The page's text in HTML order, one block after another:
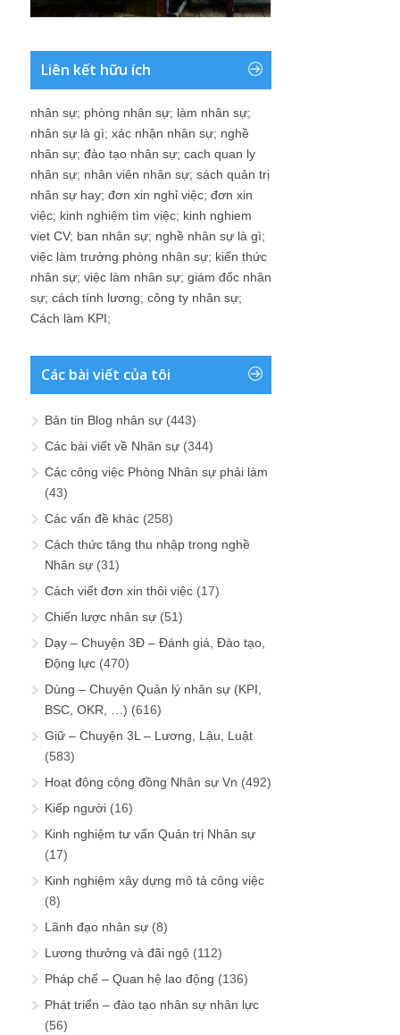
Liên kết hữu ích
nhân sự; phòng nhân sự; làm nhân sự;
nhân sự là gì; xác nhận nhân sự; nghề
nhân sự; đào tạo nhân sự; cach quan ly
nhân sự; nhân viên nhân sự; sách quản trị
nhân sự hay; đơn xin nghỉ việc; đơn xin
việc; kinh nghiệm tìm việc; kinh nghiem
viet CV; ban nhân sự; nghề nhân sự là gì;
việc làm trưởng phòng nhân sự; kiến thức
nhân sự; việc làm nhân sự; giám đốc nhân
sự; cách tính lương; công ty nhân sự;
Cách làm KPI;
Các bài viết của tôi
Bản tin Blog nhân sự (443)
Các bài viết về Nhân sự (344)
Các công việc Phòng Nhân sự phải làm
(43)
Các vấn đề khác (258)
Cách thức tăng thu nhập trong nghề
Nhân sự (31)
Cách viết đơn xin thôi việc (17)
Chiến lược nhân sự (51)
Dạy – Chuyện 3Đ – Đánh giá, Đào tạo,
Động lực (470)
Dùng – Chuyện Quản lý nhân sự (KPI,
BSC, OKR, …) (616)
Giữ – Chuyện 3L – Lương, Lậu, Luật
(583)
Hoạt động cộng đồng Nhân sự Vn (492)
Kiếp người (16)
Kinh nghiệm tư vấn Quản trị Nhân sự
(17)
Kinh nghiệm xây dựng mô tả công việc
(8)
Lãnh đạo nhân sự (8)
Lương thưởng và đãi ngộ (112)
Pháp chế – Quan hệ lao động (136)
Phát triển – đào tạo nhân sự nhân lực
(56)